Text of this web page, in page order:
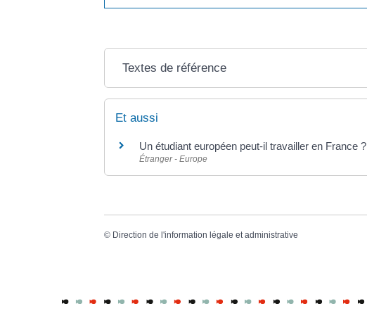
Textes de référence
Et aussi
Un étudiant européen peut-il travailler en France ?
Étranger - Europe
© Direction de l'information légale et administrative